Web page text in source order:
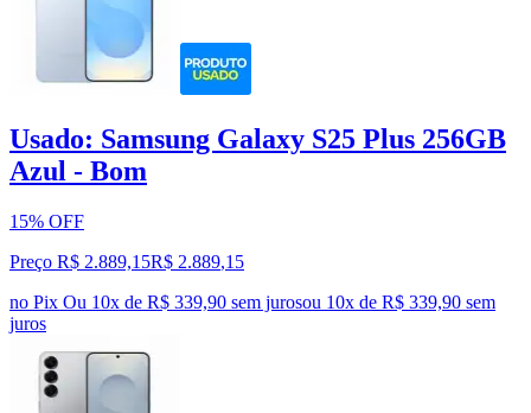
Usado: Samsung Galaxy S25 Plus 256GB
Azul - Bom
15% OFF
Preço R$ 2.889,15R$ 2.889,15
no Pix Ou 10x de R$ 339,90 sem jurosou 10x de R$ 339,90 sem
juros